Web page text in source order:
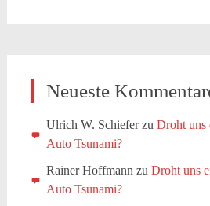
Neueste
Ulrich W. Schieferzu Droht uns
Auto Tsunami?
Rainer Hoffmann zu Droht uns
Auto Tsunami?